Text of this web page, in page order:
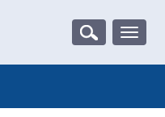
Toggle